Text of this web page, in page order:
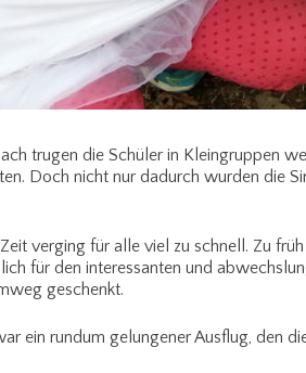
trugen die Schüler in Kleingruppen
Doch nicht nur dadurch wurden die
verging für alle viel zu schnell. Zu
für den interessanten und
geschenkt.
ein rundum gelungener Ausflug, den